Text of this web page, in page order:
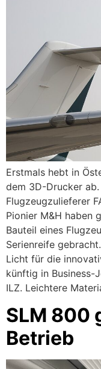
Erstmals hebt in
dem 3D-Drucker
Flugzeugzulieferer
Pionier M&H haben
Bauteil eines
Serienreife
Licht für die
künftig in Business-
ILZ. Leichtere
SLM 800
Betrieb